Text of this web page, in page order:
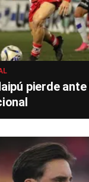
pierde